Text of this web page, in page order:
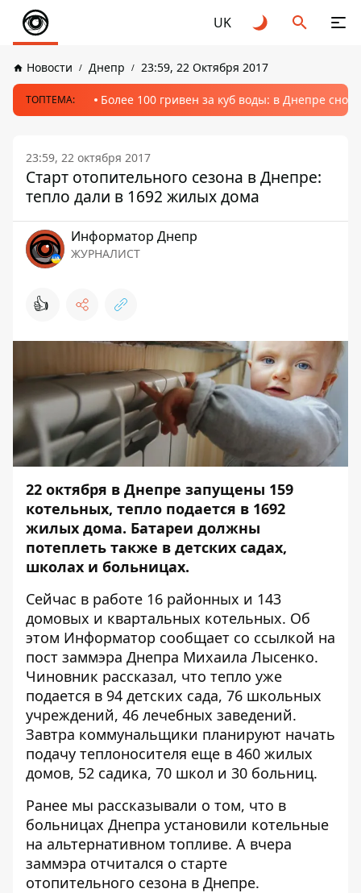
UK
Новости Днепр 23:59, 22 Октября 2017
ТОПТЕМА: Более 100 гривен за куб воды: в Днепре
23:59, 22 октября 2017
Старт отопительного сезона в Днепре:
тепло дали в 1692 жилых дома
Информатор Днепр
ЖУРНАЛИСТ
👍
22 октября в Днепре запущены 159
котельных, тепло подается в 1692
жилых дома. Батареи должны
потеплеть также в детских садах,
школах и больницах.
Сейчас в работе 16 районных и 143
домовых и квартальных котельных. Об
этом Информатор сообщает со ссылкой на
пост заммэра Днепра Михаила Лысенко.
Чиновник рассказал, что тепло уже
подается в 94 детских сада, 76 школьных
учреждений, 46 лечебных заведений.
Завтра коммунальщики планируют начать
подачу теплоносителя еще в 460 жилых
домов, 52 садика, 70 школ и 30 больниц.
Ранее мы рассказывали о том, что в
больницах Днепра установили котельные
на альтернативном топливе. А вчера
заммэра отчитался о старте
отопительного сезона в Днепре.